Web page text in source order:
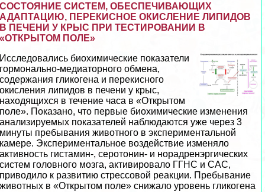
СОСТОЯНИЕ СИСТЕМ, ОБЕСПЕЧИВАЮЩИХ
АДАПТАЦИЮ, ПЕРЕКИСНОЕ ОКИСЛЕНИЕ ЛИПИДОВ
В ПЕЧЕНИ У КРЫС ПРИ ТЕСТИРОВАНИИ В
«ОТКРЫТОМ ПОЛЕ»
Исследовались биохимические показатели
гормонально-медиаторного обмена,
содержания гликогена и перекисного
окисления липидов в печени у крыс,
находящихся в течение часа в «Открытом
поле». Показано, что первые биохимические изменения
анализируемых показателей наблюдаются уже через 3
минуты пребывания животного в экспериментальной
камере. Экспериментальное воздействие изменяло
активность гистамин-, серотонин- и норадренэргических
систем головного мозга, активировало ГГНС и САС,
приводило к развитию стрессовой реакции. Пребывание
животных в «Открытом поле» снижало уровень гликогена